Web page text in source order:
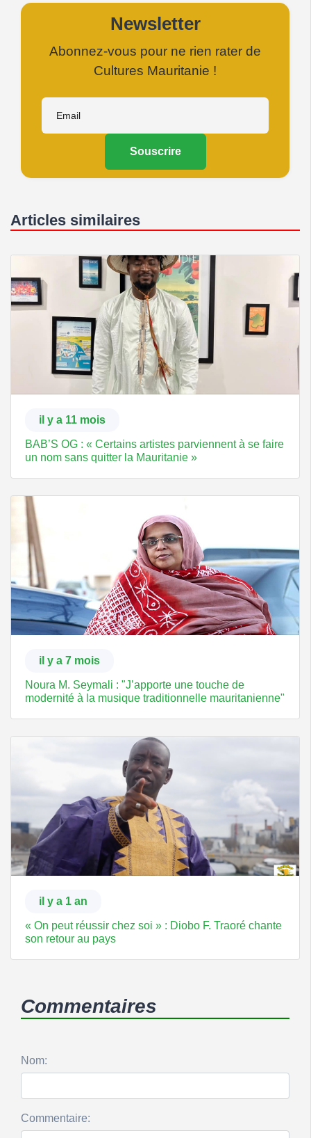
Newsletter
Abonnez-vous pour ne rien rater de
Cultures Mauritanie !
Souscrire
Articles similaires
il y a 11 mois
BAB’S OG : « Certains artistes parviennent à se faire
un nom sans quitter la Mauritanie »
il y a 7 mois
Noura M. Seymali : "J’apporte une touche de
modernité à la musique traditionnelle mauritanienne"
il y a 1 an
« On peut réussir chez soi » : Diobo F. Traoré chante
son retour au pays
Commentaires
Nom:
Commentaire: